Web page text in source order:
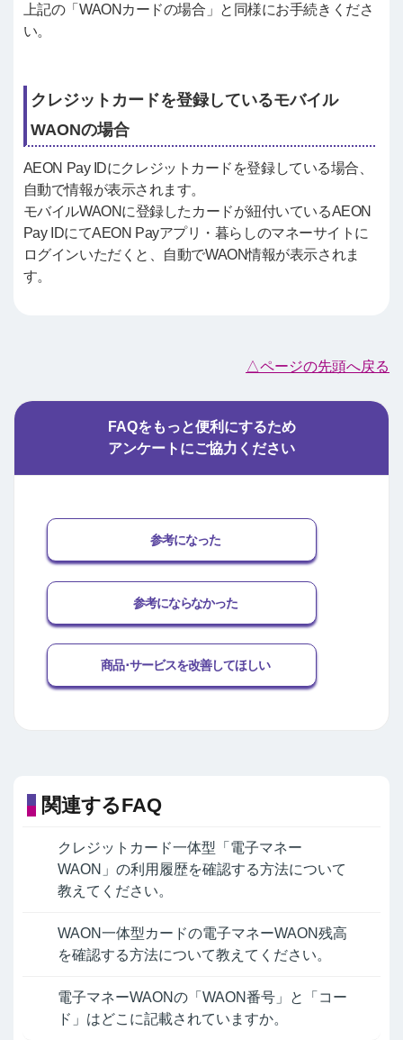
上記の「WAONカードの場合」と同様にお手続きくださ
い。
クレジットカードを登録しているモバイル
WAONの場合
AEON Pay IDにクレジットカードを登録している場合、
自動で情報が表示されます。
モバイルWAONに登録したカードが紐付いているAEON
Pay IDにてAEON Payアプリ・暮らしのマネーサイトに
ログインいただくと、自動でWAON情報が表示されま
す。
△ページの先頭へ戻る
FAQをもっと便利にするため
アンケートにご協力ください
参考になった
参考にならなかった
商品･サービスを改善してほしい
関連するFAQ
クレジットカード一体型「電子マネー
WAON」の利用履歴を確認する方法について
教えてください。
WAON一体型カードの電子マネーWAON残高
を確認する方法について教えてください。
電子マネーWAONの「WAON番号」と「コー
ド」はどこに記載されていますか。